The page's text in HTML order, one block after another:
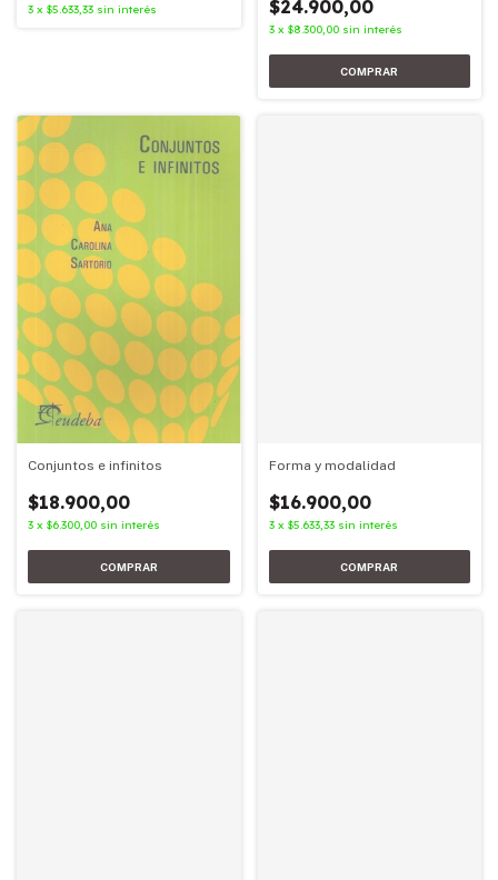
3 x $5.633,33 sin interés $24.900,00
3 x $8.300,00 sin interés
Conjuntos e infinitos
$18.900,00
3 x $6.300,00 sin interés
Forma y modalidad
$16.900,00
3 x $5.633,33 sin interés